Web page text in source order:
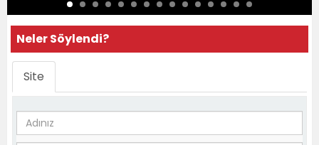
Neler Söylendi?
Site